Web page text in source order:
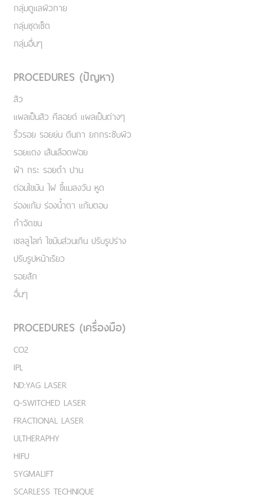
กลุ่มดูแลผิวกาย
กลุ่มชุดเซ็ต
กลุ่มอื่นๆ
PROCEDURES (ปัญหา)
สิว
แผลเป็นสิว คีลอยด์ แผลเป็นต่างๆ
ริ้วรอย รอยย่น ตีนกา ยกกระชับผิว
รอยแดง เส้นเลือดฟอย
ฝ้า กระ รอยดำ ปาน
ต่อมไขมัน ไฝ ขี้แมลงวัน หูด
ร่องแก้ม ร่องน้ำตา แก้มตอบ
กำจัดขน
เชลลูไลท์ ไขมันส่วนเกิน ปรับรูปร่าง
ปรับรูปหน้าเรียว
รอยสัก
อื่นๆ
PROCEDURES (เครื่องมือ)
CO2
IPL
ND:YAG LASER
Q-SWITCHED LASER
FRACTIONAL LASER
ULTHERAPHY
HIFU
SYGMALIFT
SCARLESS TECHNIQUE